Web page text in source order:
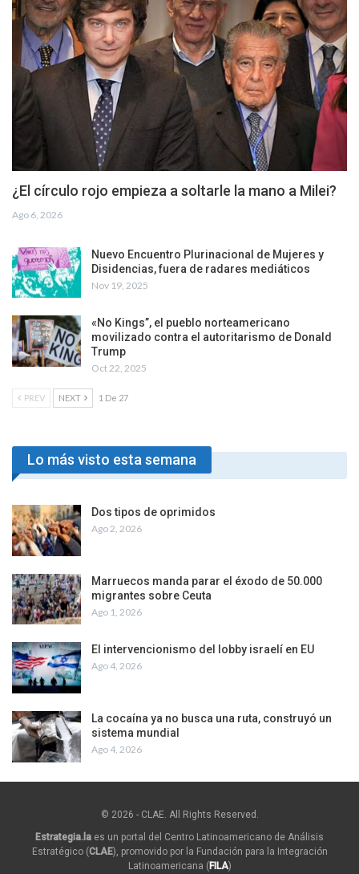
¿El círculo rojo empieza a soltarle la mano a Milei?
Ago 6, 2026
Nuevo Encuentro Plurinacional de Mujeres y
Disidencias, fuera de radares mediáticos
Nov 19, 2025
«No Kings”, el pueblo norteamericano
movilizado contra el autoritarismo de Donald
Trump
Oct 22, 2025
PREV NEXT 1 De 27
Lo más visto esta semana
Dos tipos de oprimidos
Ago 2, 2026
Marruecos manda parar el éxodo de 50.000
migrantes sobre Ceuta
Ago 1, 2026
El intervencionismo del lobby israelí en EU
Ago 4, 2026
La cocaína ya no busca una ruta, construyó un
sistema mundial
Ago 4, 2026
© 2026 - CLAE. All Rights Reserved.
Estrategia.la es un portal del Centro Latinoamericano de Análisis
Estratégico (CLAE), promovido por la Fundación para la Integración
Latinoamericana (FILA)